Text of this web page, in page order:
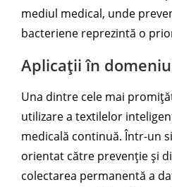
mediul medical, unde
bacteriene reprezintă o
Aplicații în
Una dintre cele mai
utilizare a textilelor
medicală continuă. Într-un
orientat către prevenție și
colectarea permanentă a